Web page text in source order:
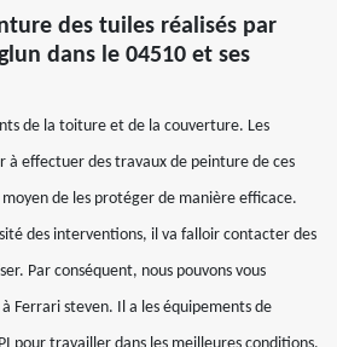
des tuiles réalisés par
dans le 04510 et ses
de la toiture et de la couverture. Les
à effectuer des travaux de peinture de ces
de les protéger de manière efficace.
des interventions, il va falloir contacter des
Par conséquent, nous pouvons vous
Ferrari steven. Il a les équipements de